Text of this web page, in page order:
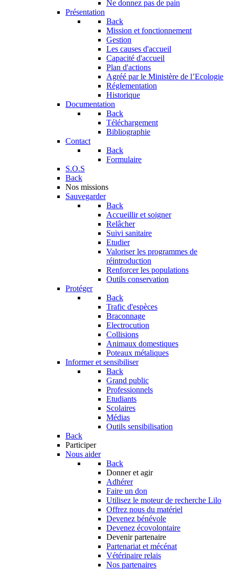
Ne donnez pas de pain
Présentation
Back
Mission et fonctionnement
Gestion
Les causes d'accueil
Capacité d'accueil
Plan d'actions
Agréé par le Ministère de l’Ecologie
Réglementation
Historique
Documentation
Back
Téléchargement
Bibliographie
Contact
Back
Formulaire
S.O.S
Back
Nos missions
Sauvegarder
Back
Accueillir et soigner
Relâcher
Suivi sanitaire
Etudier
Valoriser les programmes de
réintroduction
Renforcer les populations
Outils conservation
Protéger
Back
Trafic d'espèces
Braconnage
Electrocution
Collisions
Animaux domestiques
Poteaux métaliques
Informer et sensibiliser
Back
Grand public
Professionnels
Etudiants
Scolaires
Médias
Outils sensibilisation
Back
Participer
Nous aider
Back
Donner et agir
Adhérer
Faire un don
Utilisez le moteur de recherche Lilo
Offrez nous du matériel
Devenez bénévole
Devenez écovolontaire
Devenir partenaire
Partenariat et mécénat
Vétérinaire relais
Nos partenaires